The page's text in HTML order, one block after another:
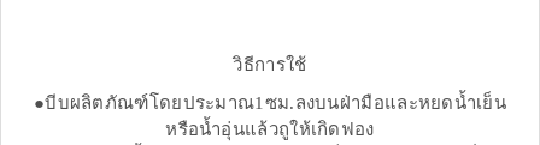
วิธีการใช้
●บีบผลิตภัณฑ์โดยประมาณ1ซม.ลงบนฝ่ามือและหยดน้ำเย็น
หรือน้ำอุ่นแล้วถูให้เกิดฟอง